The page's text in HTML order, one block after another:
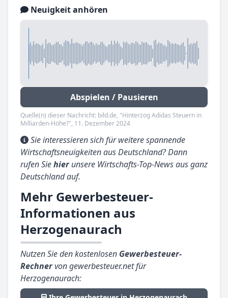
Neuigkeit anhören
Abspielen / Pausieren
Quelle(n) dieser Nachricht: bild.de, "Hinterzog Adidas Steuern in
Milliarden-Höhe?", 11. Dezember 2024
Sie interessieren sich für weitere spannende
Wirtschaftsneuigkeiten aus Deutschland? Dann
rufen Siehierunsere Wirtschafts-Top-News aus ganz
Deutschland auf.
Mehr Gewerbesteuer-
Informationen aus
Herzogenaurach
Nutzen Sie den kostenlosen Gewerbesteuer-
Rechnervon gewerbesteuer.net für
Herzogenaurach: